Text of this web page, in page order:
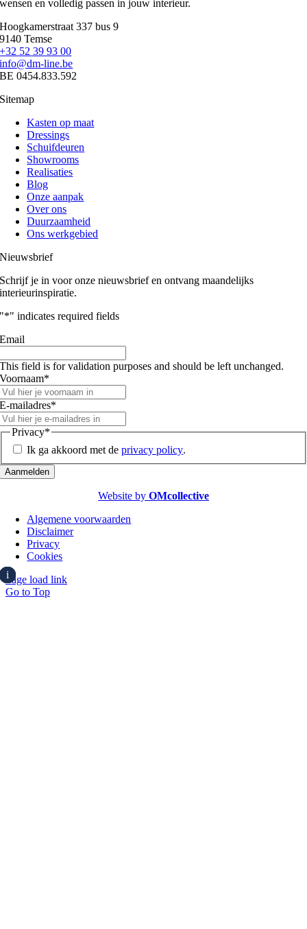
iiiiiii
wensen en volledig passen in jouw interieur.
Hoogkamerstraat 337 bus 9
9140 Temse
+32 52 39 93 00
info@dm-line.be
BE 0454.833.592
Sitemap
Kasten op maat
Dressings
Schuifdeuren
Showrooms
Realisaties
Blog
Onze aanpak
Over ons
Duurzaamheid
Ons werkgebied
Nieuwsbrief
Schrijf je in voor onze nieuwsbrief en ontvang maandelijks
interieurinspiratie.
"*" indicates required fields
Email
This field is for validation purposes and should be left unchanged.
Voornaam*
E-mailadres*
Privacy*
Ik ga akkoord met deprivacy policy.
Website by OMcollective
Algemene voorwaarden
Disclaimer
Privacy
Cookies
Page load link
Go to Top